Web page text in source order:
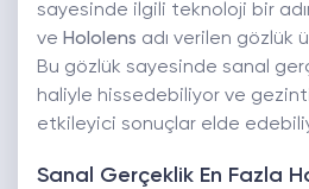
sayesinde ilgili teknoloji bir
ve Hololens adı verilen gözlük
Bu gözlük sayesinde sanal
haliyle hissedebiliyor ve
etkileyici sonuçlar elde
Sanal Gerçeklik En Fazla